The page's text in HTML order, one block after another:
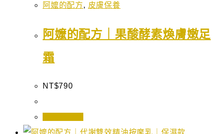
阿嬤的配方, 皮膚保養
阿嬤的配方｜果酸酵素煥膚嫩足
霜
NT$790